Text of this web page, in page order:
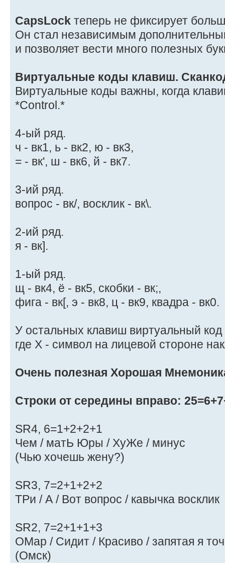
CapsLock теперь не фиксирует
Он стал независимым
и позволяет вести много полезных
Виртуальные коды клавиш.
Виртуальные коды важны, когда
*Control.*
4-ый ряд.
ч - вк1, ь - вк2, ю - вк3,
= - вк', ш - вк6, й - вк7.
3-ий ряд.
вопрос - вк/, восклик - вк\.
2-ий ряд.
я - вк].
1-ый ряд.
щ - вк4, ё - вк5, скобки - вк;,
фига - вк[, э - вк8, ц - вк9, квадра - вк0.
У остальных клавиш виртуальный код
где Х - символ на лицевой стороне
Очень полезная Хорошая
Строки от середины вправо:
SR4, 6=1+2+2+1
Чем / матЬ Юры / ХуЖе / минус
(Чью хочешь жену?)
SR3, 7=2+1+2+2
ТРи / А / Вот вопрос / кавычка восклик
SR2, 7=2+1+1+3
ОМар / Сидит / Красиво / запятая я
(Омск)